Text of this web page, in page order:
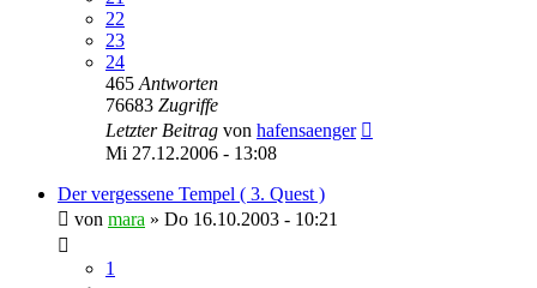
22
23
24
465 Antworten
76683 Zugriffe
Letzter Beitrag von hafensaenger
Mi 27.12.2006 - 13:08
Der vergessene Tempel ( 3. Quest )
von mara » Do 16.10.2003 - 10:21
1